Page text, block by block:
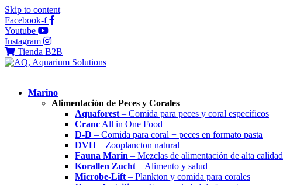
Skip to content
Facebook-f
Youtube
Instagram
Tienda B2B
Marino
Alimentación de Peces y Corales
Aquaforest – Comida para peces y coral específicos
Cranc All in One Food
D-D – Comida para coral + peces en formato pasta
DVH– Zooplancton natural
Fauna Marin – Mezclas de alimentación de alta calidad
Korallen Zucht – Alimento y salud
Microbe-Lift – Plankton y comida para corales